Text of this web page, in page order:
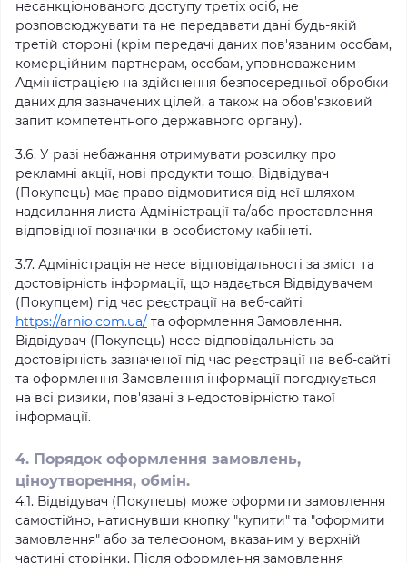
несанкціонованого доступу третіх осіб, не
розповсюджувати та не передавати дані будь-якій
третій стороні (крім передачі даних пов'язаним особам,
комерційним партнерам, особам, уповноваженим
Адміністрацією на здійснення безпосередньої обробки
даних для зазначених цілей, а також на обов'язковий
запит компетентного державного органу).
3.6. У разі небажання отримувати розсилку про
рекламні акції, нові продукти тощо, Відвідувач
(Покупець) має право відмовитися від неї шляхом
надсилання листа Адміністрації та/або проставлення
відповідної позначки в особистому кабінеті.
3.7. Адміністрація не несе відповідальності за зміст та
достовірність інформації, що надається Відвідувачем
(Покупцем) під час реєстрації на веб-сайті
https://arnio.com.ua/ та оформлення Замовлення.
Відвідувач (Покупець) несе відповідальність за
достовірність зазначеної під час реєстрації на веб-сайті
та оформлення Замовлення інформації погоджується
на всі ризики, пов'язані з недостовірністю такої
інформації.
4. Порядок оформлення замовлень,
ціноутворення, обмін.
4.1. Відвідувач (Покупець) може оформити замовлення
самостійно, натиснувши кнопку "купити" та "оформити
замовлення" або за телефоном, вказаним у верхній
частині сторінки. Після оформлення замовлення